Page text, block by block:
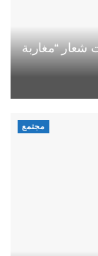
شعار “مغاربة
مجتمع